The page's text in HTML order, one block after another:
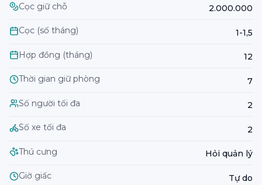
Cọc giữ chỗ 2.000.000
Cọc (số tháng) 1-1,5
Hợp đồng (tháng) 12
Thời gian giữ phòng 7
Số người tối đa 2
Số xe tối đa 2
Thú cưng Hỏi quản lý
Giờ giấc Tự do